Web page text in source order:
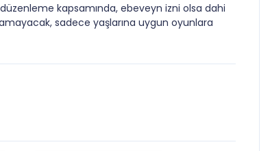
kapsamında, ebeveyn izni olsa dahi
sadece yaşlarına uygun oyunlara